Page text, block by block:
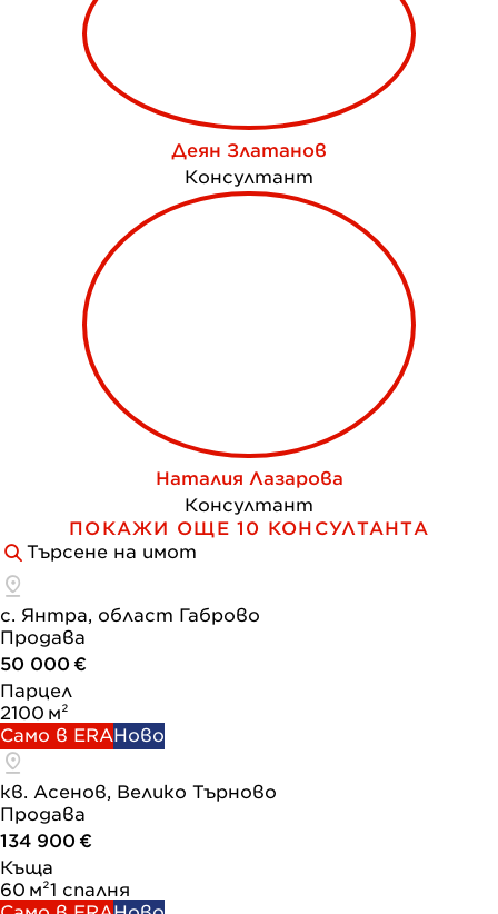
Деян Златанов
Консултант
Наталия Лазарова
Консултант
ПОКАЖИ ОЩЕ 10 КОНСУЛТАНТА
Търсене на имот
с. Янтра, област Габрово
Продава
50 000 €
Парцел
2100 м²
Само в ERAНово
кв. Асенов, Велико Търново
Продава
134 900 €
Къща
60 м²1 спалня